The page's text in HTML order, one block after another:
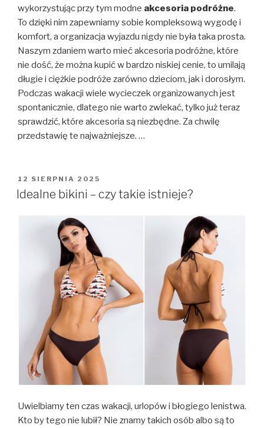
wykorzystując przy tym modne akcesoria podróżne.
To dzięki nim zapewniamy sobie kompleksową wygodę i
komfort, a organizacja wyjazdu nigdy nie była taka prosta.
Naszym zdaniem warto mieć akcesoria podróżne, które
nie dość, że można kupić w bardzo niskiej cenie, to umilają
długie i ciężkie podróże zarówno dzieciom, jak i dorosłym.
Podczas wakacji wiele wycieczek organizowanych jest
spontanicznie, dlatego nie warto zwlekać, tylko już teraz
sprawdzić, które akcesoria są niezbędne. Za chwilę
przedstawię te najważniejsze. …
OPUBLIKOWANE
W
12 SIERPNIA 2025
Idealne bikini – czy takie istnieje?
Uwielbiamy ten czas wakacji, urlopów i błogiego lenistwa.
Kto by tego nie lubił? Nie znamy takich osób albo są to